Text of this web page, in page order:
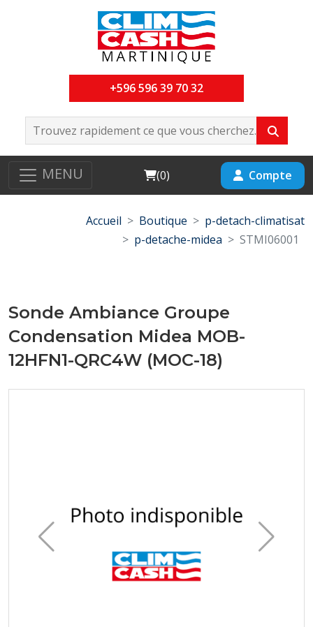
+596 596 39 70 32
MENU Cart
(0) Compte
Accueil Boutique
p-detach-climatisat
p-detache-midea
STMI06001
Sonde Ambiance Groupe
Condensation Midea MOB-
12HFN1-QRC4W (MOC-18)